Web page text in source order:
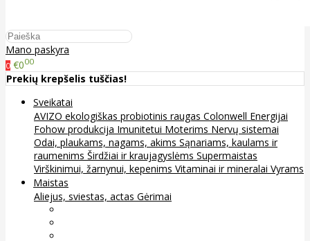
Mano paskyra
0 €000
Prekių krepšelis tuščias!
Sveikatai
AVIZO ekologiškas probiotinis raugas Colonwell Energijai
Fohow produkcija Imunitetui Moterims Nervų sistemai
Odai, plaukams, nagams, akims Sąnariams, kaulams ir
raumenims Širdžiai ir kraujagyslėms Supermaistas
Virškinimui, žarnynui, kepenims Vitaminai ir mineralai Vyrams
Maistas
Aliejus, sviestas, actas Gėrimai